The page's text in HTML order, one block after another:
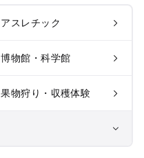
アスレチック
博物館・科学館
果物狩り・収穫体験